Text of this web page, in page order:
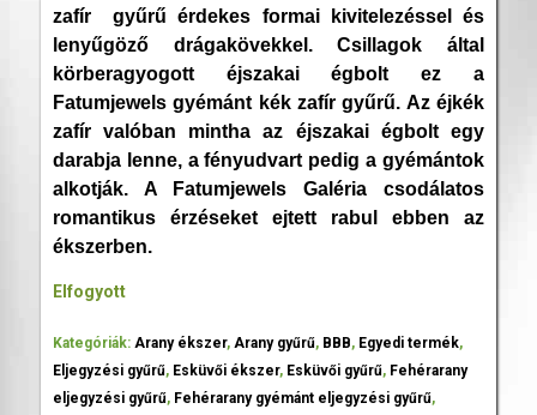
zafír gyűrű érdekes formai kivitelezéssel és
lenyűgöző drágakövekkel. Csillagok által
körberagyogott éjszakai égbolt ez a
Fatumjewels gyémánt kék zafír gyűrű. Az éjkék
zafír valóban mintha az éjszakai égbolt egy
darabja lenne, a fényudvart pedig a gyémántok
alkotják. A Fatumjewels Galéria csodálatos
romantikus érzéseket ejtett rabul ebben az
ékszerben.
Elfogyott
Kategóriák: Arany ékszer, Arany gyűrű, BBB, Egyedi termék,
Eljegyzési gyűrű, Esküvői ékszer, Esküvői gyűrű, Fehérarany
eljegyzési gyűrű, Fehérarany gyémánt eljegyzési gyűrű,